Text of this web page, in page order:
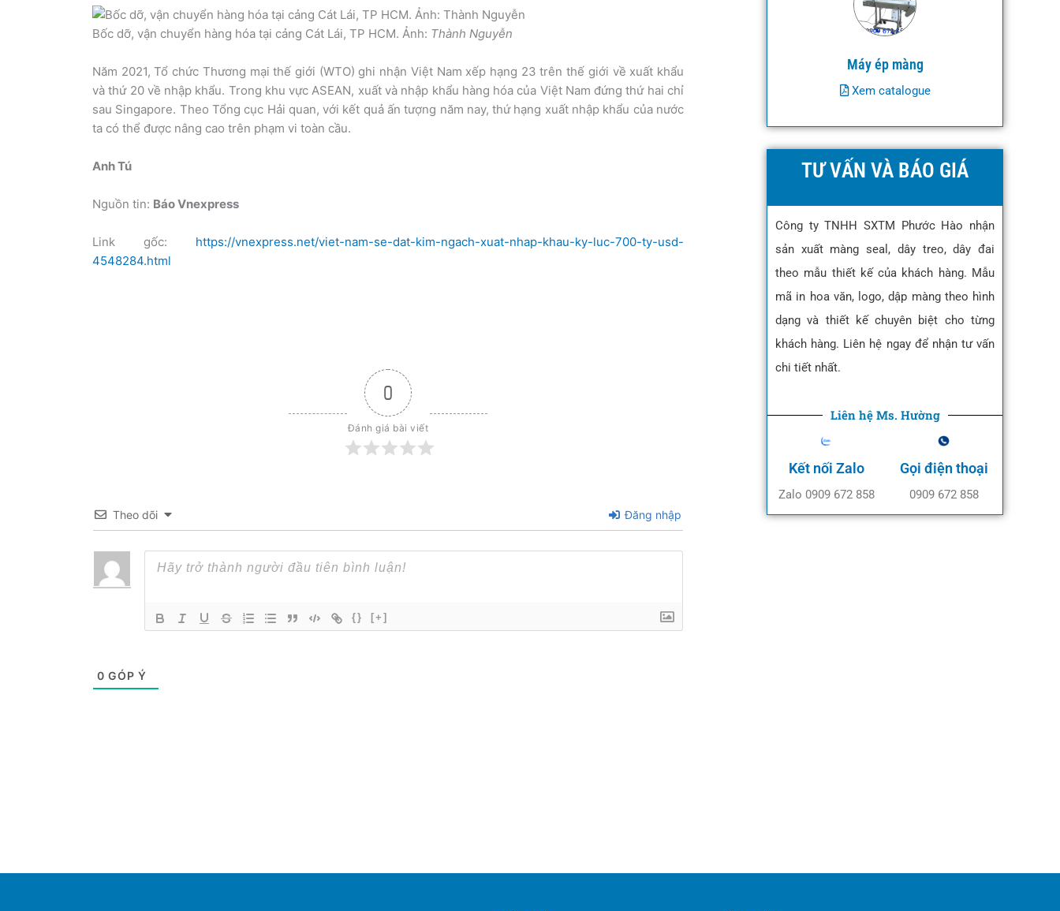
Bốc dỡ, vận chuyển hàng hóa tại cảng Cát Lái, TP HCM. Ảnh: Thành Nguyễn
Năm 2021, Tổ chức Thương mại thế giới (WTO) ghi nhận Việt Nam xếp hạng 23 trên thế giới về xuất khẩu
và thứ 20 về nhập khẩu. Trong khu vực ASEAN, xuất và nhập khẩu hàng hóa của Việt Nam đứng thứ hai chỉ
sau Singapore. Theo Tổng cục Hải quan, với kết quả ấn tượng năm nay, thứ hạng xuất nhập khẩu của nước
ta có thể được nâng cao trên phạm vi toàn cầu.
Anh Tú
Nguồn tin: Báo Vnexpress
Link gốc: https://vnexpress.net/viet-nam-se-dat-kim-ngach-xuat-nhap-khau-ky-luc-700-ty-usd-
4548284.html
0
Đánh giá bài viết
Theo dõi Đăng nhập
{} [+]
0 GÓP Ý
Máy ép màng
Xem catalogue
TƯ VẤN VÀ BÁO GIÁ
Công ty TNHH SXTM Phước Hào nhận
sản xuất màng seal, dây treo, dây đai
theo mẫu thiết kế của khách hàng. Mẫu
mã in hoa văn, logo, dập màng theo hình
dạng và thiết kế chuyên biệt cho từng
khách hàng. Liên hệ ngay để nhận tư vấn
chi tiết nhất.
Liên hệ Ms. Hường
Kết nối Zalo
Zalo 0909 672 858
Gọi điện thoại
0909 672 858